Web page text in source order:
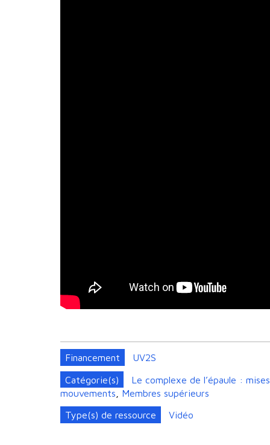
Financement UV2S
Catégorie(s)
Le complexe de l’épaule :
mouvements
Membres supérieurs
Type(s) de ressource Vidéo